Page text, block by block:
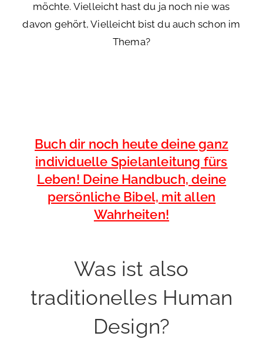
möchte. Vielleicht hast du ja noch nie was
davon gehört, Vielleicht bist du auch schon im
Thema?
Buch dir noch heute deine ganz
individuelle Spielanleitung fürs
Leben! Deine Handbuch, deine
persönliche Bibel, mit allen
Wahrheiten!
Was ist also
traditionelles Human
Design?